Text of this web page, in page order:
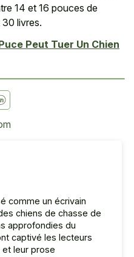
14 et 16 pouces de
livres.
Peut Tuer Un Chien
comme un écrivain
chiens de chasse de
approfondies du
captivé les lecteurs
leur prose